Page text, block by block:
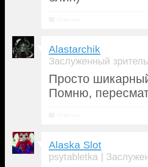
Alastarchik
Заслуженный зритель
Просто
Помню,
Alaska Slot
psytabletka |